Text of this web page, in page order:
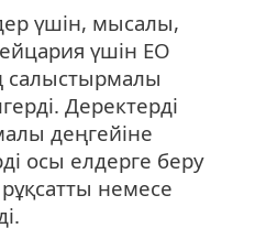
үшін, мысалы,
үшін ЕО
салыстырмалы
Деректерді
деңгейіне
осы елдерге беру
немесе